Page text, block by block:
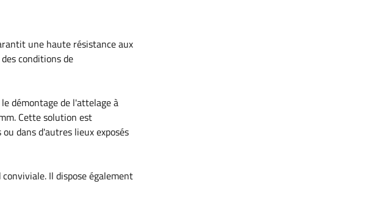
une haute résistance aux
conditions de
démontage de l'attelage à
Cette solution est
dans d'autres lieux exposés
Il dispose également